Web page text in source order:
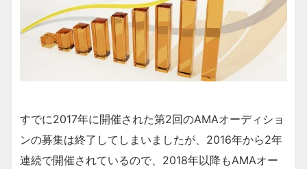
すでに2017年に開催された第2回のAMAオーディショ
ンの募集は終了してしまいましたが、2016年から2年
連続で開催されているので、2018年以降もAMAオー